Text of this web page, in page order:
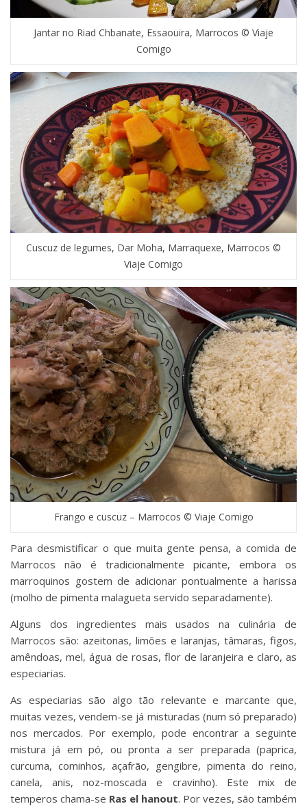
Jantar no Riad Chbanate, Essaouira, Marrocos © Viaje
Comigo
Cuscuz de legumes, Dar Moha, Marraquexe, Marrocos ©
Viaje Comigo
Frango e cuscuz – Marrocos © Viaje Comigo
Para desmistificar o que muita gente pensa, a comida de
Marrocos não é tradicionalmente picante, embora os
marroquinos gostem de adicionar pontualmente a harissa
(molho de pimenta malagueta servido separadamente).
Alguns dos ingredientes mais usados na culinária de
Marrocos são: azeitonas, limões e laranjas, tâmaras, figos,
amêndoas, mel, água de rosas, flor de laranjeira e claro, as
especiarias.
As especiarias são algo tão relevante e marcante que,
muitas vezes, vendem-se já misturadas (num só preparado)
nos mercados. Por exemplo, pode encontrar a seguinte
mistura já em pó, ou pronta a ser preparada (paprica,
curcuma, cominhos, açafrão, gengibre, pimenta do reino,
canela, anis, noz-moscada e cravinho). Este mix de
temperos chama-se Ras el hanout. Por vezes, são também